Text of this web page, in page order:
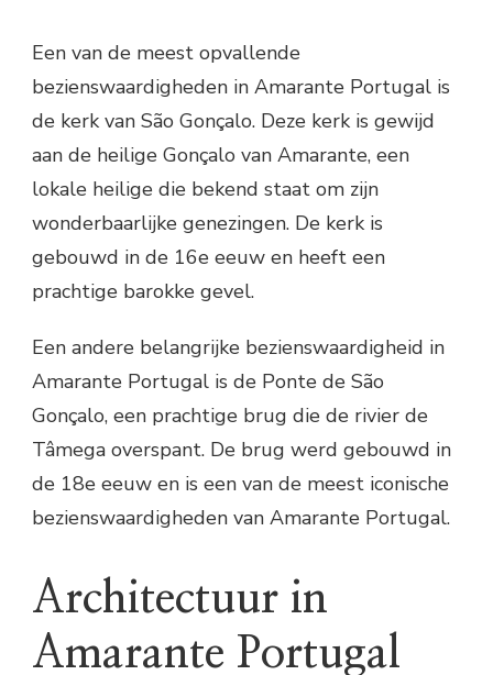
Een van de meest opvallende
bezienswaardigheden in Amarante Portugal is
de kerk van São Gonçalo. Deze kerk is gewijd
aan de heilige Gonçalo van Amarante, een
lokale heilige die bekend staat om zijn
wonderbaarlijke genezingen. De kerk is
gebouwd in de 16e eeuw en heeft een
prachtige barokke gevel.
Een andere belangrijke bezienswaardigheid in
Amarante Portugal is de Ponte de São
Gonçalo, een prachtige brug die de rivier de
Tâmega overspant. De brug werd gebouwd in
de 18e eeuw en is een van de meest iconische
bezienswaardigheden van Amarante Portugal.
Architectuur in
Amarante Portugal